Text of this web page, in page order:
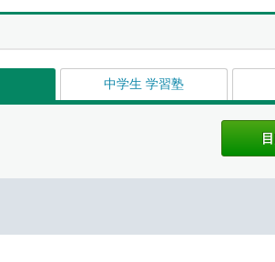
中学生 学習塾